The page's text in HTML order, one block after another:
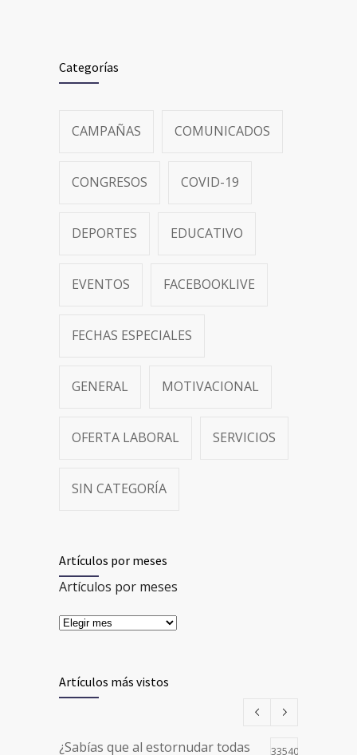
Categorías
CAMPAÑAS COMUNICADOS
CONGRESOS COVID-19
DEPORTES EDUCATIVO
EVENTOS FACEBOOKLIVE
FECHAS ESPECIALES
GENERAL MOTIVACIONAL
OFERTA LABORAL SERVICIOS
SIN CATEGORÍA
Artículos por meses
Artículos por meses
Artículos más vistos
¿Sabías que al estornudar todas 33540